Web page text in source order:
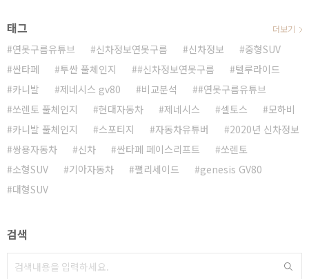
태그
연못구름유튜브 신차정보연못구름 신차정보
중형SUV
싼타페
투싼 풀체인지 #신차정보연못구름
텔루라이드
카니발
제네시스 gv80 비교분석
#연못구름유튜브
쏘렌토 풀체인지
현대자동차 제네시스 셀토스
모하비
카니발 풀체인지
스포티지 자동차유튜버
2020년 신차정보
쌍용자동차
신차 싼타페 페이스리프트
쏘렌토
소형SUV
기아자동차 팰리세이드
genesis GV80
대형SUV
더보기
검색